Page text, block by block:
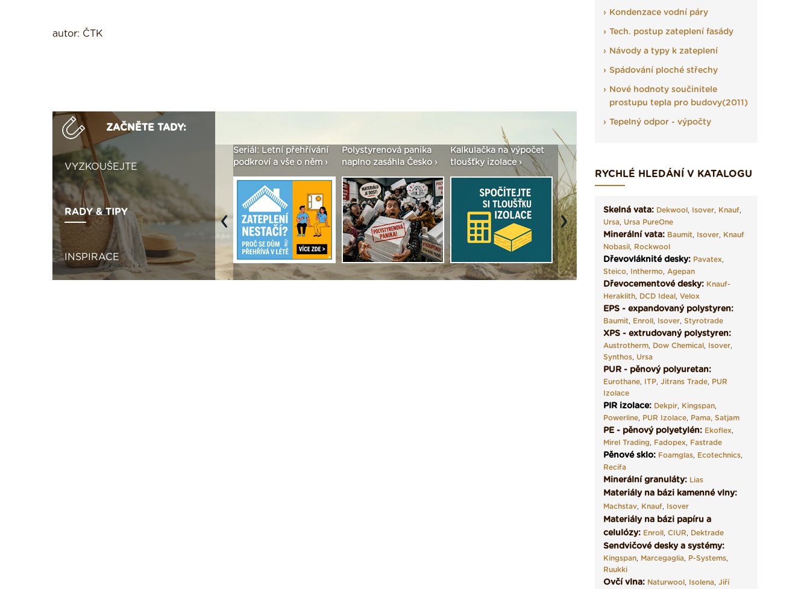
autor: ČTK
ZAČNĚTE TADY:
VYZKOUŠEJTE
RADY & TIPY
INSPIRACE
Není polystyren? My ho
seženeme! ›
podkroví a vše o něm ›
Polystyrenová panika
naplno zasáhla Česko ›
Kalkulačka na výpočet
tloušťky izolace ›
Seriál: Fasády ETICS a
vše podstatné v kostce ›
Vyberte si izolaci a pak
ji tady klidně poptejte ›
Previous Next
Kondenzace vodní páry
Tech. postup zateplení fasády
Návody a typy k zateplení
Spádování ploché střechy
Nové hodnoty součinitele
prostupu tepla pro budovy(2011)
Tepelný odpor - výpočty
RYCHLÉ HLEDÁNÍ V KATALOGU
Skelná vata: Dekwool, Isover, Knauf,
Ursa, Ursa PureOne
Minerální vata: Baumit, Isover, Knauf
Nobasil, Rockwool
Dřevovláknité desky: Pavatex,
Steico, Inthermo, Agepan
Dřevocementové desky: Knauf-
Heraklith, DCD Ideal, Velox
EPS - expandovaný polystyren:
Baumit, Enroll, Isover, Styrotrade
XPS - extrudovaný polystyren:
Austrotherm, Dow Chemical, Isover,
Synthos, Ursa
PUR - pěnový polyuretan:
Eurothane, ITP, Jitrans Trade, PUR
Izolace
PIR izolace: Dekpir, Kingspan,
Powerline, PUR Izolace, Pama, Satjam
PE - pěnový polyetylén: Ekoflex,
Mirel Trading, Fadopex, Fastrade
Pěnové sklo: Foamglas, Ecotechnics,
Recifa
Minerální granuláty: Lias
Materiály na bázi kamenné vlny:
Machstav, Knauf, Isover
Materiály na bázi papíru a
celulózy: Enroll, CIUR, Dektrade
Sendvičové desky a systémy:
Kingspan, Marcegaglia, P-Systems,
Ruukki
Ovčí vlna: Naturwool, Isolena, Jiří